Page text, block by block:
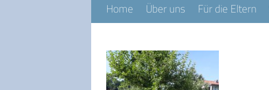
Home Über uns Für die Eltern